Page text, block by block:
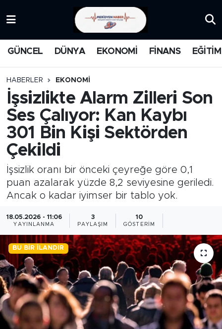
GÜNCEL DÜNYA EKONOMİ FİNANS EĞİTİM
HABERLER EKONOMİ
İşsizlikte Alarm Zilleri Son
Ses Çalıyor: Kan Kaybı
301 Bin Kişi Sektörden
Çekildi
İşsizlik oranı bir önceki çeyreğe göre 0,1
puan azalarak yüzde 8,2 seviyesine geriledi.
Ancak o kadar iyimser bir tablo yok.
18.05.2026 - 11:06
YAYINLANMA
3
PAYLAŞIM
10
GÖSTERIM
BU BIR İLANDIR
MEDYA
FİNANS
DÜNYA
KARİKATÜR
BİLİM-TEKNOLOJİ
RÖPÖRTAJ
ANALİZ
NOSTALJİ
Trafik Durumu
Süper Lig Puan Durumu ve Fikstür
Tüm Manşetler
Son Dakika Haberleri
Haber Arşivi